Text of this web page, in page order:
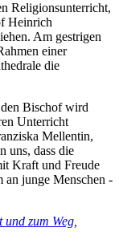
Religionsunterricht,
Heinrich
Am gestrigen
einer
die
Bischof wird
Unterricht
Mellentin,
uns, dass die
Kraft und Freude
an junge Menschen -
zum Weg,